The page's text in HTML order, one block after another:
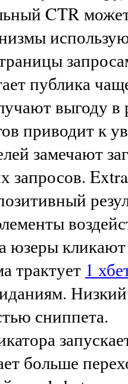
CTR
публика
выгоду
приводит к
замечают
запросов.
юзеры
трактует 1
сниппета.
больше